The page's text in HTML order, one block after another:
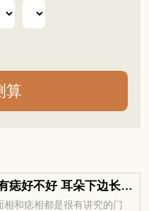
女人右耳朵下有痣好不好 耳朵下边长痣解析
相和痣相都是很有讲究的门